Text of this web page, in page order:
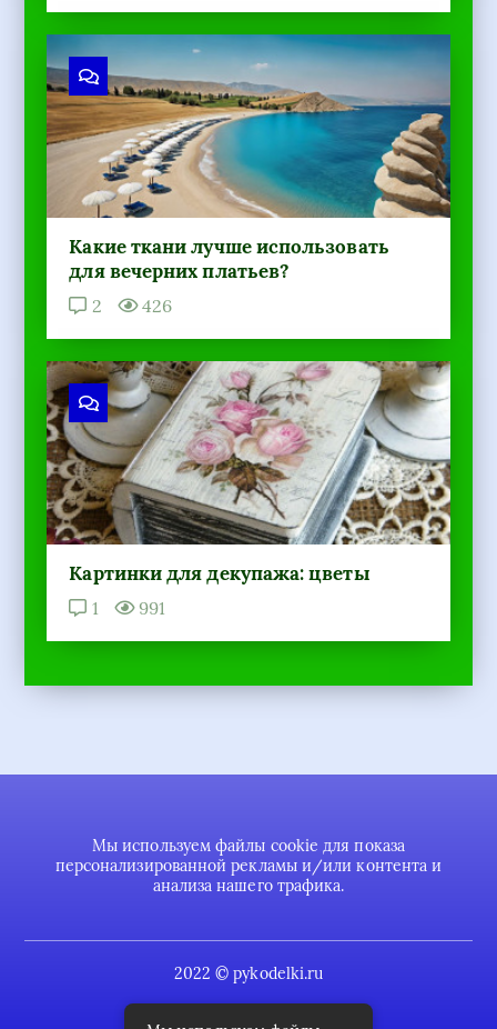
Какие ткани лучше использовать
для вечерних платьев?
2 426
Картинки для декупажа: цветы
1 991
Мы используем файлы cookie для показа
персонализированной рекламы и/или контента и
анализа нашего трафика.
2022 © pykodelki.ru
Карта сайта